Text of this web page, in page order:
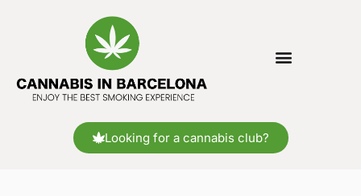
Looking for a cannabis club?